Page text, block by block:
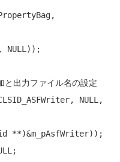
, NULL ));
出力ファイル名の設定
NULL ,
**)&m_pAsfWriter));
;